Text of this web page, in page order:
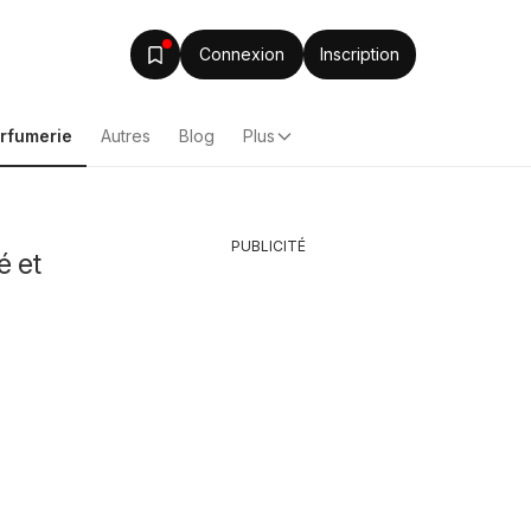
Connexion Inscription
Autres Blog Plus
et
PUBLICITÉ